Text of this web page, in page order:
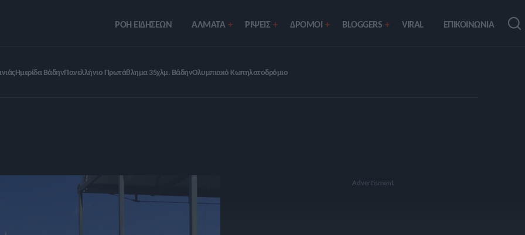
ΡΟΗ ΕΙΔΗΣΕΩΝ ΑΛΜΑΤΑ ΡIΨΕΙΣ ΔΡΟΜΟΙ BLOGGERS VIRAL ΕΠΙΚΟΙΝΩΝΙΑ
Ημερίδα ΒάδηνΠανελλήνιο Πρωτάθλημα 35χλμ. ΒάδηνΟλυμπιακό Κωπηλατοδρόμιο